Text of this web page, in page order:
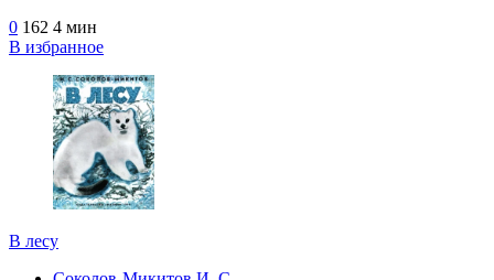
0 162 4 мин
В избранное
В лесу